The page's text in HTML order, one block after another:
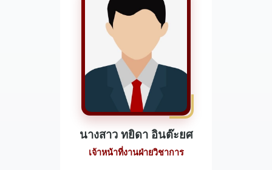
นางสาว ทยิดา อินต๊ะยศ
เจ้าหน้าที่งานฝ่ายวิชาการ